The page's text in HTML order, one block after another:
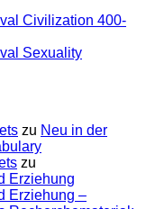
Civilization 400-
Sexuality
zu Neu in der
zu
Erziehung
Erziehung –